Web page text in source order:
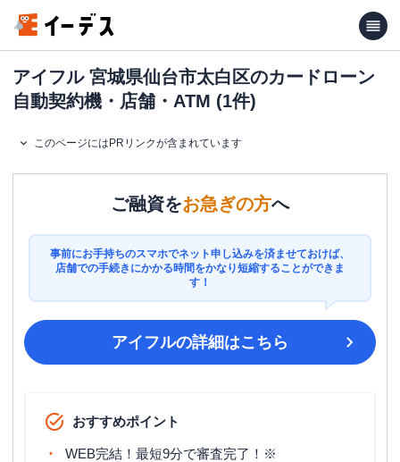
アイフル 宮城県仙台市太白区のカードローン
自動契約機・店舗・ATM (1件)
このページにはPRリンクが含まれています
ご融資をお急ぎの方へ
事前にお手持ちのスマホでネット申し込みを済ませておけば、
店舗での手続きにかかる時間をかなり短縮することができま
す！
アイフルの詳細はこちら
おすすめポイント
WEB完結！最短9分で審査完了！※